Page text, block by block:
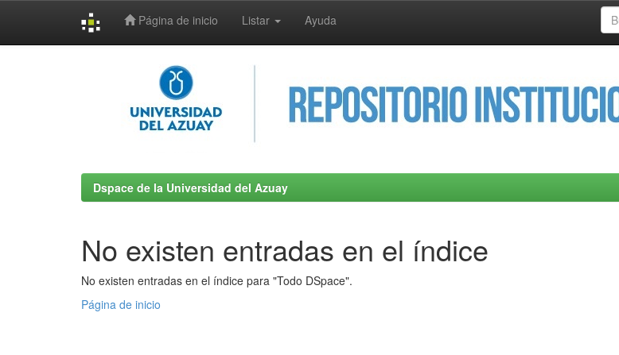
Página de inicio Listar Ayuda
Dspace de la Universidad del Azuay
No existen entradas en el índice
No existen entradas en el índice para "Todo DSpace".
Página de inicio